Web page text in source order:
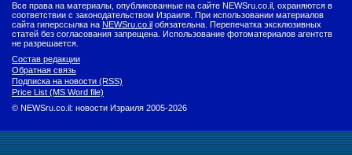
Все права на материалы, опубликованные на сайте NEWSru.co.il, охраняются в
соответствии с законодательством Израиля. При использовании материалов
сайта гиперссылка на NEWSru.co.il обязательна. Перепечатка эксклюзивных
статей без согласования запрещена. Использование фотоматериалов агентств
не разрешается.
Состав редакции
Обратная связь
Подписка на новости (RSS)
Price List (MS Word file)
© NEWSru.co.il: новости Израиля 2005-2026